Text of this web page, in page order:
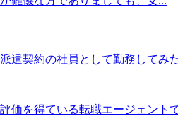
派遣契約の社員として勤務してみ
評価を得ている転職エージェント